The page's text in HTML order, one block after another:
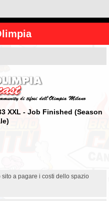
XXL - Job Finished (Season
a pagare i costi dello spazio